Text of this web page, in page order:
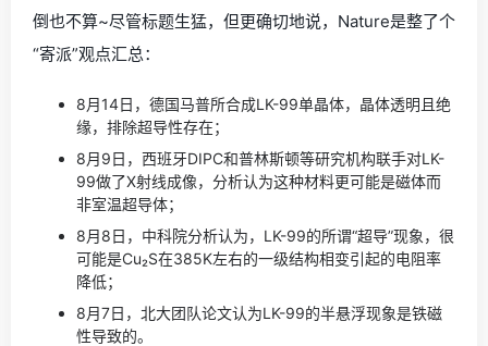
倒也不算~尽管标题生猛，但更确切地说，Nature是整了个
“寄派”观点汇总：
8月14日，德国马普所合成LK-99单晶体，晶体透明且绝
缘，排除超导性存在；
8月9日，西班牙DIPC和普林斯顿等研究机构联手对LK-
99做了X射线成像，分析认为这种材料更可能是磁体而
非室温超导体；
8月8日，中科院分析认为，LK-99的所谓“超导”现象，很
可能是Cu₂S在385K左右的一级结构相变引起的电阻率
降低；
8月7日，北大团队论文认为LK-99的半悬浮现象是铁磁
性导致的。